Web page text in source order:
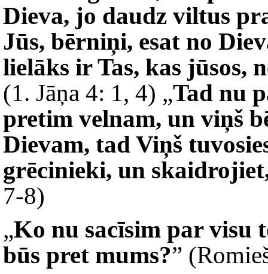
Dieva, jo daudz viltus
Jūs, bērniņi, esat no
lielāks ir Tas, kas jūsos,
(1. Jāņa 4: 1, 4) „Tad nu
pretim velnam, un viņš
Dievam, tad Viņš
grēcinieki, un
7-8)
„Ko nu sacīsim par visu
būs pret mums?”